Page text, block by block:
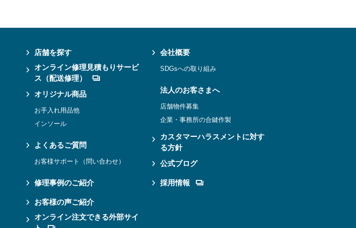
店舗を探す
オンライン修理見積もりサービ
ス（配送修理）
オリジナル商品
お手入れ用品他
インソール
よくあるご質問
お客様サポート（問い合わせ）
修理事例のご紹介
お客様の声ご紹介
オンライン注文できる外部サイ
会社概要
SDGsへの取り組み
法人のお客さまへ
店舗物件募集
企業・事務所の合鍵作製
カスタマーハラスメントに対す
る方針
公式ブログ
採用情報